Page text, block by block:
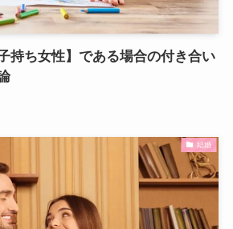
持ち女性】である場合の付き合い
結婚